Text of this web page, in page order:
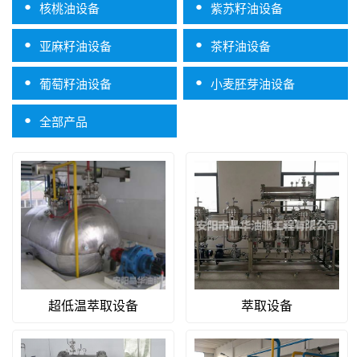
● 核桃油设备 ● 紫苏籽油设备
● 亚麻籽油设备 ● 茶籽油设备
● 葡萄籽油设备 ● 小麦胚芽油设备
● 全部产品
超低温萃取设备 萃取设备